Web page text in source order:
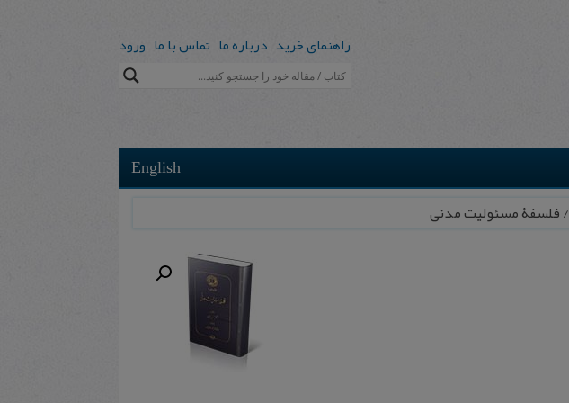
راهنمای خرید درباره ما تماس با ما ورود
English
/ فلسفۀ مسئولیت مدنی